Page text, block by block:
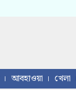
আবহাওয়া খেলা